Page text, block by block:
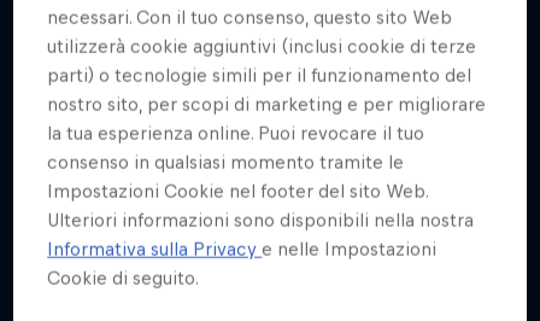
necessari. Con il tuo consenso, questo sito Web
utilizzerà cookie aggiuntivi (inclusi cookie di terze
parti) o tecnologie simili per il funzionamento del
nostro sito, per scopi di marketing e per migliorare
la tua esperienza online. Puoi revocare il tuo
consenso in qualsiasi momento tramite le
Impostazioni Cookie nel footer del sito Web.
Ulteriori informazioni sono disponibili nella nostra
Informativa sulla Privacye nelle Impostazioni
Cookie di seguito.